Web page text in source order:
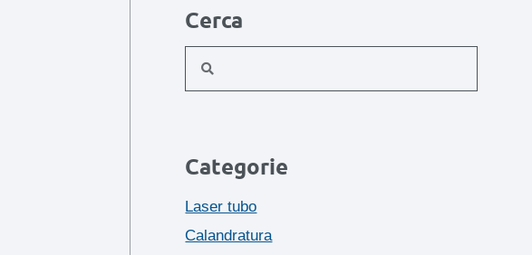
Cerca
Categorie
Laser tubo
Calandratura